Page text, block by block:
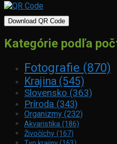
Download QR Code
Kategórie podľa
Fotografie (870)
Krajina (545)
Slovensko (363)
Príroda (343)
Organizmy (232)
Akvaristika (186)
Živočíchy (167)